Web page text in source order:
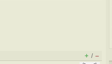
+ / –